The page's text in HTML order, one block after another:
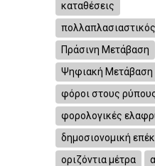
καταθέσεις
Πράσινη Μετάβαση
Ψηφιακή Μετάβαση
φόροι στους
φορολογικές
δημοσιονομική
οριζόντια μέτρα